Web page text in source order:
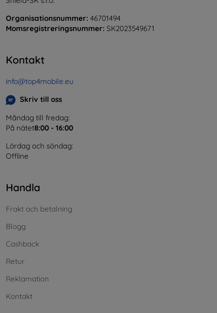
Organisationsnummer: 46701494
Momsregistreringsnummer: SK2023549671
Kontakt
info@top4mobile.eu
Skriv till oss
Måndag till fredag:
På nätet8:00 - 16:00
Lördag och söndag:
Offline
Handla
Frakt och betalning
Blogg
Cashback
Retur
Reklamation
Kontakt